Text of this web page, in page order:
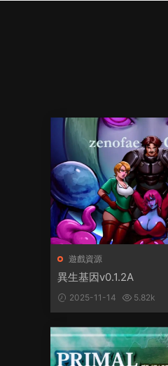
遊戲資源
異生基因v0.1.2A
2025-11-14 5.82k